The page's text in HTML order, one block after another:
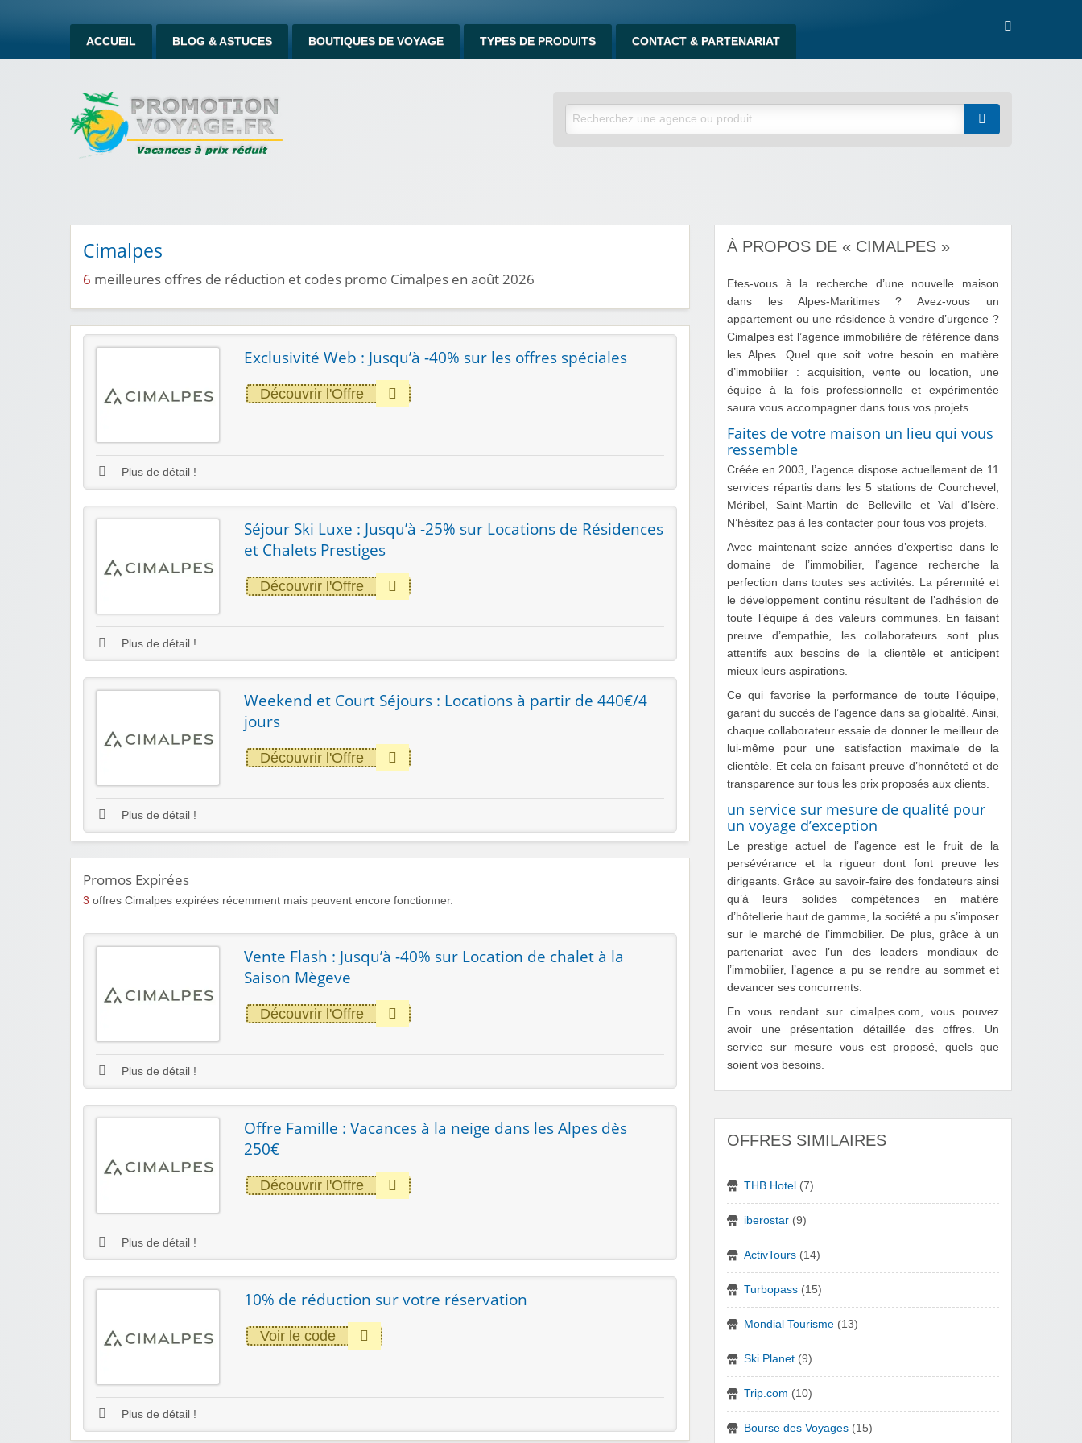
ACCUEIL BLOG & ASTUCES BOUTIQUES DE VOYAGE TYPES DE PRODUITS CONTACT & PARTENARIAT
Cimalpes
6 meilleures offres de réduction et codes promo Cimalpes en août 2026
Exclusivité Web : Jusqu’à -40% sur les offres spéciales
Découvrir l'Offre
Plus de détail !
Séjour Ski Luxe : Jusqu’à -25% sur Locations de Résidences
et Chalets Prestiges
Découvrir l'Offre
Plus de détail !
Weekend et Court Séjours : Locations à partir de 440€/4
jours
Découvrir l'Offre
Plus de détail !
Promos Expirées
3 offres Cimalpes expirées récemment mais peuvent encore fonctionner.
Vente Flash : Jusqu’à -40% sur Location de chalet à la
Saison Mègeve
Découvrir l'Offre
Plus de détail !
Offre Famille : Vacances à la neige dans les Alpes dès
250€
Découvrir l'Offre
Plus de détail !
10% de réduction sur votre réservation
Voir le code
Plus de détail !
À PROPOS DE « CIMALPES »
Etes-vous à la recherche d’une nouvelle maison
dans les Alpes-Maritimes ? Avez-vous un
appartement ou une résidence à vendre d’urgence ?
Cimalpes est l’agence immobilière de référence dans
les Alpes. Quel que soit votre besoin en matière
d’immobilier : acquisition, vente ou location, une
équipe à la fois professionnelle et expérimentée
saura vous accompagner dans tous vos projets.
Faites de votre maison un lieu qui vous
ressemble
Créée en 2003, l’agence dispose actuellement de 11
services répartis dans les 5 stations de Courchevel,
Méribel, Saint-Martin de Belleville et Val d’Isère.
N’hésitez pas à les contacter pour tous vos projets.
Avec maintenant seize années d’expertise dans le
domaine de l’immobilier, l’agence recherche la
perfection dans toutes ses activités. La pérennité et
le développement continu résultent de l’adhésion de
toute l’équipe à des valeurs communes. En faisant
preuve d’empathie, les collaborateurs sont plus
attentifs aux besoins de la clientèle et anticipent
mieux leurs aspirations.
Ce qui favorise la performance de toute l’équipe,
garant du succès de l’agence dans sa globalité. Ainsi,
chaque collaborateur essaie de donner le meilleur de
lui-même pour une satisfaction maximale de la
clientèle. Et cela en faisant preuve d’honnêteté et de
transparence sur tous les prix proposés aux clients.
un service sur mesure de qualité pour
un voyage d’exception
Le prestige actuel de l’agence est le fruit de la
persévérance et la rigueur dont font preuve les
dirigeants. Grâce au savoir-faire des fondateurs ainsi
qu’à leurs solides compétences en matière
d’hôtellerie haut de gamme, la société a pu s’imposer
sur le marché de l’immobilier. De plus, grâce à un
partenariat avec l’un des leaders mondiaux de
l’immobilier, l’agence a pu se rendre au sommet et
devancer ses concurrents.
En vous rendant sur cimalpes.com, vous pouvez
avoir une présentation détaillée des offres. Un
service sur mesure vous est proposé, quels que
soient vos besoins.
OFFRES SIMILAIRES
THB Hotel (7)
iberostar (9)
ActivTours (14)
Turbopass (15)
Mondial Tourisme (13)
Ski Planet (9)
Trip.com (10)
Bourse des Voyages (15)